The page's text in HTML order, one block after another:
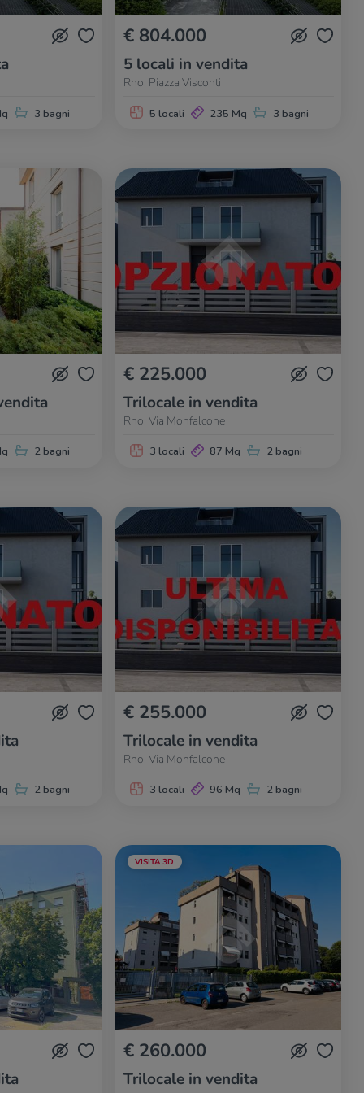
3 bagni
€ 804.000
5 locali in vendita
Rho, Piazza Visconti
5 locali 235 Mq 3 bagni
2 bagni
€ 225.000
Trilocale in vendita
Rho, Via Monfalcone
3 locali 87 Mq 2 bagni
2 bagni
€ 255.000
Trilocale in vendita
Rho, Via Monfalcone
3 locali 96 Mq 2 bagni
VISITA 3D
€ 260.000
Trilocale in vendita